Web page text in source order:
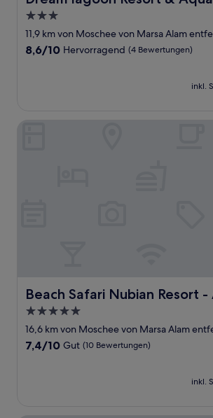
3.0-
Sterne-
Unterkunft
11,9 km von Moschee von Marsa Alam
8.6
8,6/10 Hervorragend (4 Bewertungen)
inkl.
Beach Safari Nubian Resort -
Beach Safari Nubian Resort - All
5.0-
Sterne-
Unterkunft
16,6 km von Moschee von Marsa Alam
7.4
7,4/10 Gut (10 Bewertungen)
inkl.